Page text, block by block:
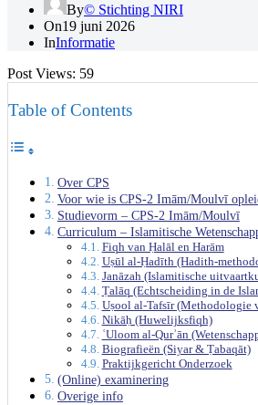
By© Stichting NIRI
On19 juni 2026
InInformatie
Post Views: 59
Table of Contents
Over CPS
Voor wie is CPS‑2 Imām/Moulvī
Studievorm – CPS‑2 Imām/Moulvī
Curriculum – Islamitische
Fiqh van Ḥalāl en Harām
Uṣūl al‑Ḥadīth
Janāzah (Islamitische
Ṭalāq (Echtscheiding in de
Uṣool al‑Tafsīr (Methodologie
Nikāḥ (Huwelijksfiqh)
ʿUloom al‑Qurʾān
Biografieën (Siyar & Ṭabaqāt)
Praktijkgericht Onderzoek
(Online) examinering
Overige info